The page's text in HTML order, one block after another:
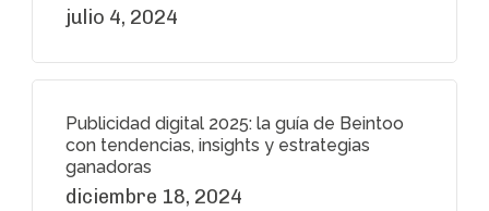
julio 4, 2024
Publicidad digital 2025: la guía de Beintoo
con tendencias, insights y estrategias
ganadoras
diciembre 18, 2024